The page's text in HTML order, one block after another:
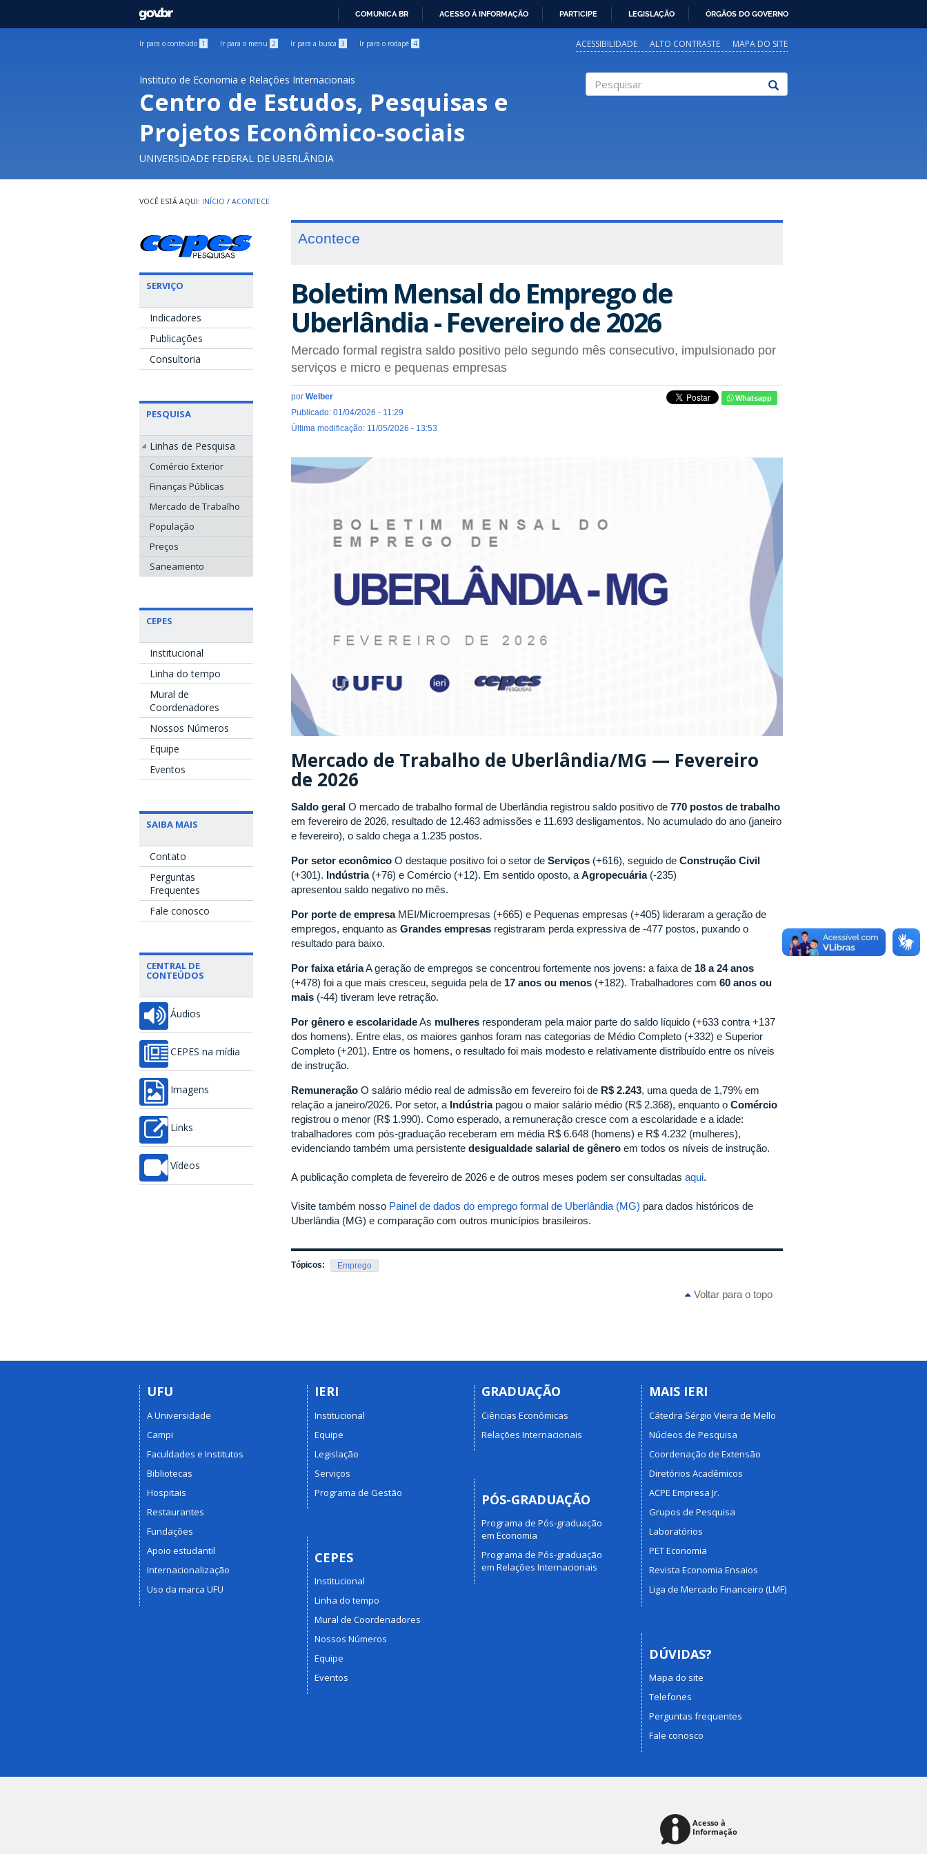
GOVBR
COMUNICA BR ACESSO À INFORMAÇÃO PARTICIPE LEGISLAÇÃO ÓRGÃOS DO GOVERNO
Ir para o conteúdo 1 Ir para o menu 2 Ir para a busca 3 Ir para o rodapé 4 ACESSIBILIDADE ALTO CONTRASTE MAPA DO SITE
Instituto de Economia e Relações Internacionais
Centro de Estudos, Pesquisas e
Projetos Econômico-sociais
UNIVERSIDADE FEDERAL DE UBERLÂNDIA
INÍCIO / ACONTECE
SERVIÇO
Indicadores
Publicações
Consultoria
PESQUISA
Linhas de Pesquisa
Comércio Exterior
Finanças Públicas
Mercado de Trabalho
População
Preços
Saneamento
CEPES
Institucional
Linha do tempo
Mural de
Coordenadores
Nossos Números
Equipe
Eventos
SAIBA MAIS
Contato
Perguntas
Frequentes
Fale conosco
CENTRAL DE
CONTEÚDOS
Áudios
CEPES na mídia
Imagens
Links
Vídeos
Acontece
Boletim Mensal do Emprego de
Uberlândia - Fevereiro de 2026
Mercado formal registra saldo positivo pelo segundo mês consecutivo, impulsionado por
serviços e micro e pequenas empresas
por Welber
Publicado: 01/04/2026 - 11:29
Última modificação: 11/05/2026 - 13:53
Whatsapp
Mercado de Trabalho de Uberlândia/MG — Fevereiro
de 2026
Saldo geral O mercado de trabalho formal de Uberlândia registrou saldo positivo de 770 postos de trabalho
em fevereiro de 2026, resultado de 12.463 admissões e 11.693 desligamentos. No acumulado do ano (janeiro
e fevereiro), o saldo chega a 1.235 postos.
Por setor econômico O destaque positivo foi o setor de Serviços (+616), seguido de Construção Civil
(+301). Indústria(+76) e Comércio (+12). Em sentido oposto, a Agropecuária(-235)
apresentou saldo negativo no mês.
Por porte de empresaMEI/Microempresas (+665) e Pequenas empresas (+405) lideraram a geração de
empregos, enquanto as Grandes empresas registraram perda expressiva de -477 postos, puxando o
resultado para baixo.
Por faixa etáriaA geração de empregos se concentrou fortemente nos jovens: a faixa de 18 a 24 anos
(+478) foi a que mais cresceu, seguida pela de 17 anos ou menos (+182). Trabalhadores com 60 anos ou
mais (-44) tiveram leve retração.
Por gênero e escolaridadeAs mulheres responderam pela maior parte do saldo líquido (+633 contra +137
dos homens). Entre elas, os maiores ganhos foram nas categorias de Médio Completo (+332) e Superior
Completo (+201). Entre os homens, o resultado foi mais modesto e relativamente distribuído entre os níveis
de instrução.
Remuneração O salário médio real de admissão em fevereiro foi de R$ 2.243, uma queda de 1,79% em
relação a janeiro/2026. Por setor, a Indústriapagou o maior salário médio (R$ 2.368), enquanto o Comércio
registrou o menor (R$ 1.990). Como esperado, a remuneração cresce com a escolaridade e a idade:
trabalhadores com pós-graduação receberam em média R$ 6.648 (homens) e R$ 4.232 (mulheres),
evidenciando também uma persistente desigualdade salarial de gênero em todos os níveis de instrução.
A publicação completa de fevereiro de 2026 e de outros meses podem ser consultadas aqui.
Visite também nosso Painel de dados do emprego formal de Uberlândia (MG) para dados históricos de
Uberlândia (MG) e comparação com outros municípios brasileiros.
Tópicos: Emprego
Voltar para o topo
UFU
A Universidade
Campi
Faculdades e Institutos
Bibliotecas
Hospitais
Restaurantes
Fundações
Apoio estudantil
Internacionalização
Uso da marca UFU
IERI
Institucional
Equipe
Legislação
Serviços
Programa de Gestão
CEPES
Institucional
Linha do tempo
Mural de Coordenadores
Nossos Números
Equipe
Eventos
GRADUAÇÃO
Ciências Econômicas
Relações Internacionais
PÓS-GRADUAÇÃO
Programa de Pós-graduação
em Economia
Programa de Pós-graduação
em Relações Internacionais
MAIS IERI
Cátedra Sérgio Vieira de Mello
Núcleos de Pesquisa
Coordenação de Extensão
Diretórios Acadêmicos
ACPE Empresa Jr.
Grupos de Pesquisa
Laboratórios
PET Economia
Revista Economia Ensaios
Liga de Mercado Financeiro (LMF)
DÚVIDAS?
Mapa do site
Telefones
Perguntas frequentes
Fale conosco